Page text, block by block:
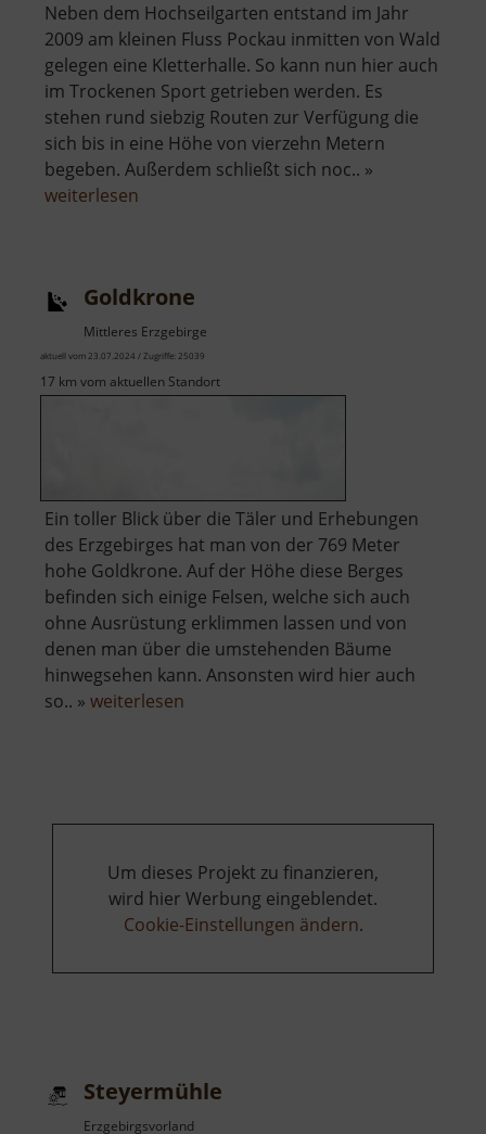
Neben dem Hochseilgarten entstand im Jahr
2009 am kleinen Fluss Pockau inmitten von Wald
gelegen eine Kletterhalle. So kann nun hier auch
im Trockenen Sport getrieben werden. Es
stehen rund siebzig Routen zur Verfügung die
sich bis in eine Höhe von vierzehn Metern
begeben. Außerdem schließt sich noc.. »
weiterlesen
Goldkrone
Mittleres Erzgebirge
aktuell vom 23.07.2024 / Zugriffe: 25039
17 km vom aktuellen Standort
Ein toller Blick über die Täler und Erhebungen
des Erzgebirges hat man von der 769 Meter
hohe Goldkrone. Auf der Höhe diese Berges
befinden sich einige Felsen, welche sich auch
ohne Ausrüstung erklimmen lassen und von
denen man über die umstehenden Bäume
hinwegsehen kann. Ansonsten wird hier auch
so.. » weiterlesen
Um dieses Projekt zu finanzieren,
wird hier Werbung eingeblendet.
Cookie-Einstellungen ändern.
Steyermühle
Erzgebirgsvorland